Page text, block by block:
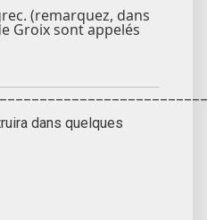
(remarquez, dans
Groix sont appelés
dans quelques